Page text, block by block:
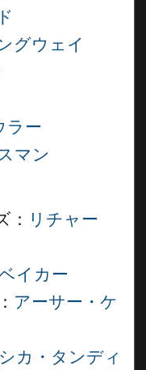
グウェイ
ラー
マン
： リチャー
イカー
アーサー・ケ
カ・タンディ